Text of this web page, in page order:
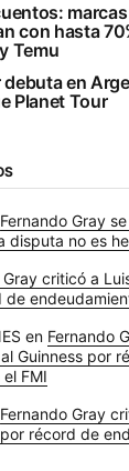
con hasta
Temu
debuta en
Planet Tour
Fernando Gray
disputa no es
Gray criticó a
de
en Fernando
Guinness por
FMI
Fernando Gray
récord de